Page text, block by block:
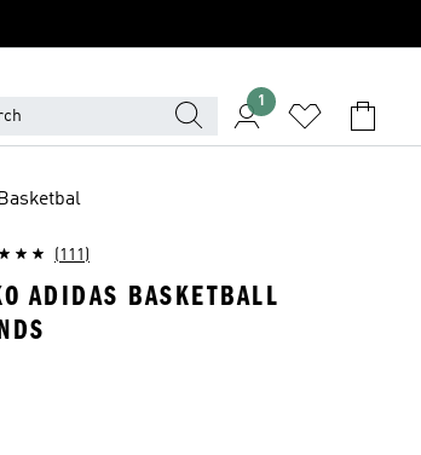
1
(111)
ADIDAS BASKETBALL